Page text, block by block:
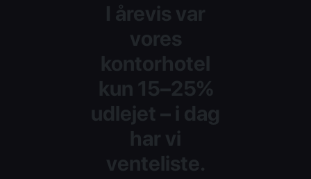
I årevis var
vores
kontorhotel
kun 15–25%
udlejet – i dag
har vi
venteliste.